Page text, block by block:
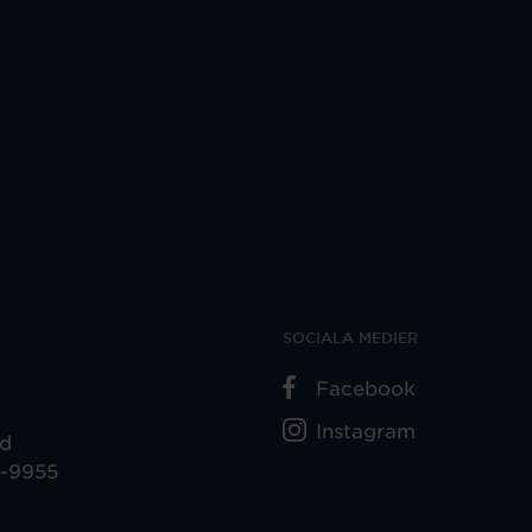
9955
SOCIALA MEDIER
Facebook
Instagram